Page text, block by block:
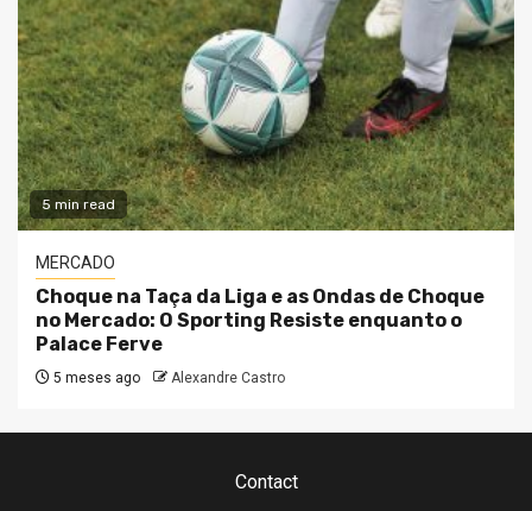
5 min read
MERCADO
Choque na Taça da Liga e as Ondas de Choque
no Mercado: O Sporting Resiste enquanto o
Palace Ferve
5 meses ago Alexandre Castro
Contact